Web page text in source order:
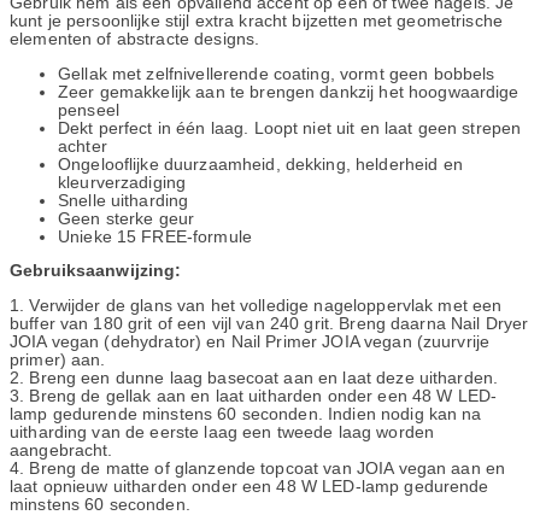
kunt je persoonlijke stijl extra kracht bijzetten met geometrische
elementen of abstracte designs.
Gellak met zelfnivellerende coating, vormt geen bobbels
Zeer gemakkelijk aan te brengen dankzij het hoogwaardige
penseel
Dekt perfect in één laag. Loopt niet uit en laat geen strepen
achter
Ongelooflijke duurzaamheid, dekking, helderheid en
kleurverzadiging
Snelle uitharding
Geen sterke geur
Unieke 15 FREE-formule
Gebruiksaanwijzing:
1. Verwijder de glans van het volledige nageloppervlak met een
buffer van 180 grit of een vijl van 240 grit. Breng daarna Nail Dryer
JOIA vegan (dehydrator) en Nail Primer JOIA vegan (zuurvrije
primer) aan.
2. Breng een dunne laag basecoat aan en laat deze uitharden.
3. Breng de gellak aan en laat uitharden onder een 48 W LED-
lamp gedurende minstens 60 seconden. Indien nodig kan na
uitharding van de eerste laag een tweede laag worden
aangebracht.
4. Breng de matte of glanzende topcoat van JOIA vegan aan en
laat opnieuw uitharden onder een 48 W LED-lamp gedurende
minstens 60 seconden.